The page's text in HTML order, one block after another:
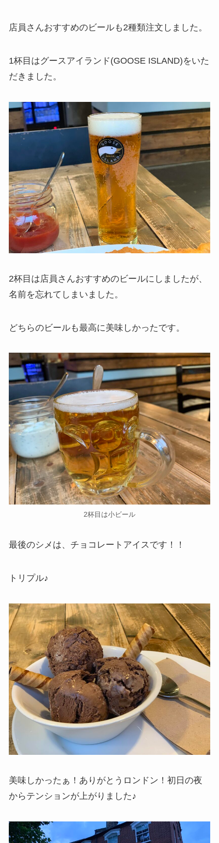
店員さんおすすめのビールも2種類注文しました。
1杯目はグースアイランド(GOOSE ISLAND)をいた
だきました。
2杯目は店員さんおすすめのビールにしましたが、
名前を忘れてしまいました。
どちらのビールも最高に美味しかったです。
2杯目は小ビール
最後のシメは、チョコレートアイスです！！
トリプル♪
美味しかったぁ！ありがとうロンドン！初日の夜
からテンションが上がりました♪